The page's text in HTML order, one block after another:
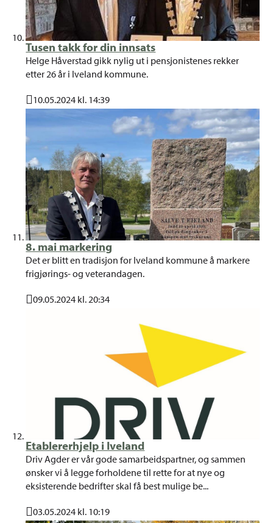
Tusen takk for din innsats
Helge Håverstad gikk nylig ut i pensjonistenes rekker
etter 26 år i Iveland kommune.
Publisert
10.05.2024 kl. 14:39
8. mai markering
Det er blitt en tradisjon for Iveland kommune å markere
frigjørings- og veterandagen.
Publisert
09.05.2024 kl. 20:34
Etablererhjelp i Iveland
Driv Agder er vår gode samarbeidspartner, og sammen
ønsker vi å legge forholdene til rette for at nye og
eksisterende bedrifter skal få best mulige be...
Publisert
03.05.2024 kl. 10:19